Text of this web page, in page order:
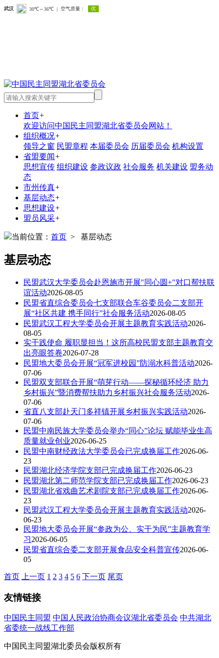
首页+
欢迎访问中国民主同盟湖北省委员会网站！
组织概况+
领导之窗 民盟章程 本届委员会 历届委员会 机构设置
省盟要闻+
思想宣传 组织建设 参政议政 社会服务 机关建设 盟务动
态
市州传真+
基层动态+
思想建设+
盟员风采+
当前位置： 首页 > 基层动态
基层动态
民盟武汉大学委员会赴恩施市开展"同心圆+"对口帮扶联
谊活动2026-08-05
民盟省直综合委员会七支部联合车谷委员会二支部开
展“社区共建 携手同行”社会服务活动2026-08-05
民盟武汉工程大学委员会开展主题教育实践活动2026-
08-05
实干践使命 履职显担当！这所高校民盟支部主题教育交
出亮眼答卷2026-07-28
民盟地大委员会开展“冠军进校园”防溺水科普活动2026-
07-06
民盟双支部联合开展“萌芽行动——探秘循环经济 助力
乡村振兴”暨消费帮扶助力乡村振兴社会服务活动2026-
07-06
省直八支部赴天门多祥镇开展乡村振兴实践活动2026-
07-06
民盟中南民族大学委员会举办“同心”论坛 赋能毕业生高
质量就业创业2026-06-25
民盟中南财经政法大学委员会已完成换届工作2026-06-
23
民盟湖北经济学院支部已完成换届工作2026-06-23
民盟湖北第二师范学院支部已完成换届工作2026-06-23
民盟湖北省戏曲艺术剧院支部已完成换届工作2026-06-
23
民盟武汉工程大学委员会开展主题教育实践活动2026-
06-23
民盟地大委员会开展“参政为公、实干为民”主题教育学
习2026-06-05
民盟省直综合委二支部开展食品安全科普宣传2026-06-
05
首页 上一页 1 2 3 4 5 6 下一页 尾页
友情链接
中国民主同盟 中国人民政治协商会议湖北省委员会 中共湖北
省委统一战线工作部
中国民主同盟湖北委员会版权所有